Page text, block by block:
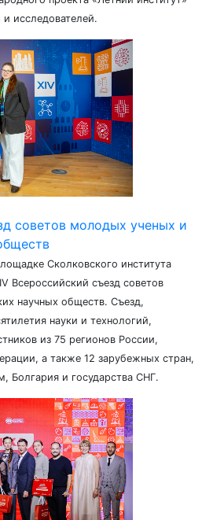
исследователей.
советов молодых ученых и
Сколковского института
Всероссийский съезд советов
научных обществ. Съезд,
науки и технологий,
из 75 регионов России,
а также 12 зарубежных стран,
Болгария и государства СНГ.